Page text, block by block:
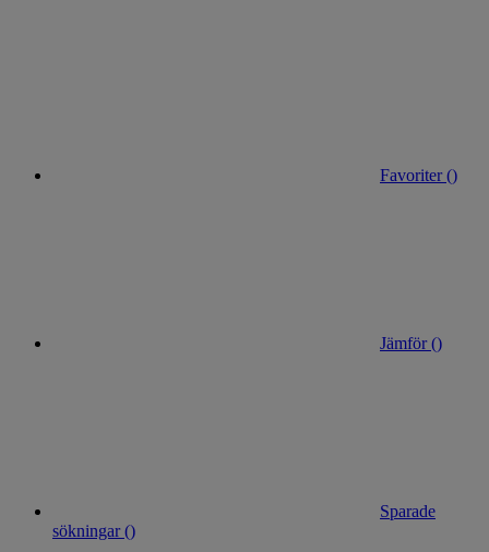
Favoriter ()
Jämför ()
Sparade
sökningar ()